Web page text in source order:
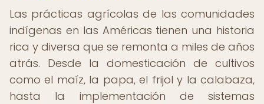
Las prácticas agrícolas de las comunidades
indígenas en las Américas tienen una historia
rica y diversa que se remonta a miles de años
atrás. Desde la domesticación de cultivos
como el maíz, la papa, el frijol y la calabaza,
hasta la implementación de sistemas